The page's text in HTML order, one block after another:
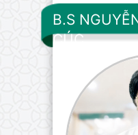
B.S
CÚC